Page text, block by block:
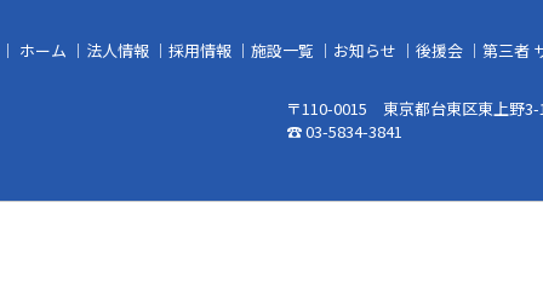
｜ ホーム ｜ 法人情報 ｜ 採用情報 ｜ 施設一覧 ｜ お知らせ ｜ 後援会 ｜ 第三者
〒110-0015 東京都台東区東上野3-
☎ 03-5834-3841